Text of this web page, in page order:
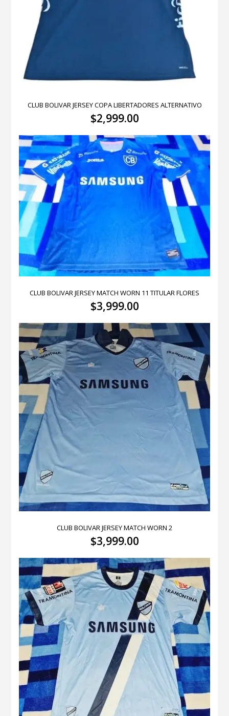
CLUB BOLIVAR JERSEY COPA LIBERTADORES ALTERNATIVO
$2,999.00
CLUB BOLIVAR JERSEY MATCH WORN 11 TITULAR FLORES
$3,999.00
CLUB BOLIVAR JERSEY MATCH WORN 2
$3,999.00